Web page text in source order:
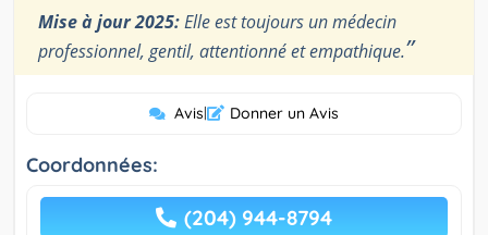
Mise à jour 2025:Elle est toujours un médecin
professionnel, gentil, attentionné et empathique.”
Avis| Donner un Avis
Coordonnées:
(204) 944-8794